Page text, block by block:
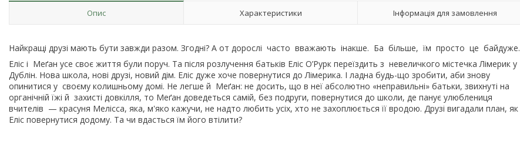
Опис Характеристики Інформація для замовлення
Найкращі друзі мають бути завжди разом. Згодні? А от дорослі часто вважають інакше. Ба більше, їм просто це байдуже.
Еліс і Меґан усе своє життя були поруч. Та після розлучення батьків Еліс О’Рурк переїздить з невеличкого містечка Лімерик у
Дублін. Нова школа, нові друзі, новий дім. Еліс дуже хоче повернутися до Лімерика. І ладна будь-що зробити, аби знову
опинитися у своєму колишньому домі. Не легше й Меґан: не досить, що в неї абсолютно «неправильні» батьки, звихнуті на
органічній їжі й захисті довкілля, то Меґан доведеться самій, без подруги, повернутися до школи, де панує улюблениця
вчителів — красуня Мелісса, яка, м'яко кажучи, не надто любить усіх, хто не захоплюється її вродою. Друзі вигадали план, як
Еліс повернутися додому. Та чи вдасться їм його втілити?